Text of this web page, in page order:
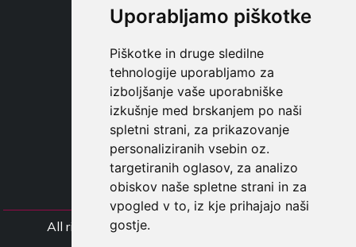
Uporabljamo piškotke
Piškotke in druge sledilne
tehnologije uporabljamo za
izboljšanje vaše uporabniške
izkušnje med brskanjem po naši
spletni strani, za prikazovanje
personaliziranih vsebin oz.
targetiranih oglasov, za analizo
obiskov naše spletne strani in za
vpogled v to, iz kje prihajajo naši
gostje.
SHOP B2B
TAYLOR MADE ORDERS
UPORABNI
REGISTE
PRIJAVITE S
NAKUPOVALNA KOŠARIC
All rights Styliafoe s.r.l. © 2025 - Številka DD